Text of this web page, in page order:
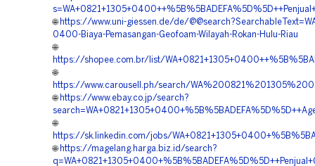
🌐 https://www.uni-giessen.de/de/
0400-Biaya-Pemasangan-Geofoam-Wilayah-Rokan-Hulu-Riau
🌐
https://shopee.com.br/list/
🌐
https://www.carousell.ph/search/
🌐 https://www.ebay.co.jp/search?
🌐
https://sk.linkedin.com/jobs/
🌐 https://magelang.harga.biz.id/search?